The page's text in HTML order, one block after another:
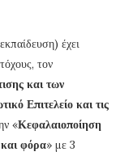
έχει
τον
και των
Επιτελείο και τις
«Κεφαλαιοποίηση
και φόρα» με 3